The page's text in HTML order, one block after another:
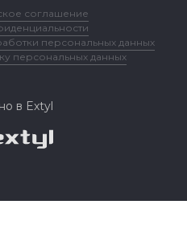
соглашение
персональных данных
персональных данных
в Extyl